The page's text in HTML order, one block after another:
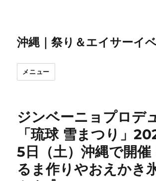
沖縄｜祭り＆エイサーイ
メニュー
ジンベーニョプロデ
「琉球 雪まつり」
5日（土）沖縄で開催
るま作りやおえかき